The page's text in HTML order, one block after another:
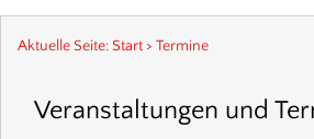
Aktuelle Seite:Start > Termine
Veranstaltungen und